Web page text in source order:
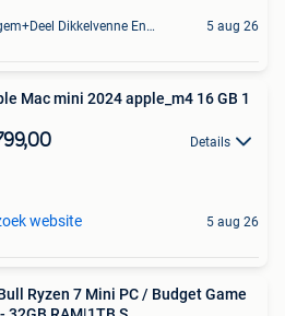
Zingem+Deel Dikkelvenne En Nederzwalm-Hermelgem 5 aug 26
Mac mini 2024 apple_m4 16 GB 1
Details
website 5 aug 26
Ryzen 7 Mini PC / Budget Game